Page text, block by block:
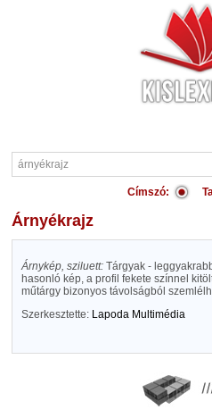
Címszó:
árnyékrajz
Árnykép, sziluett:Tárgyak -
hasonló kép, a profil fekete színnel
műtárgy bizonyos távolságból
Szerkesztette: Lapoda Multimédia